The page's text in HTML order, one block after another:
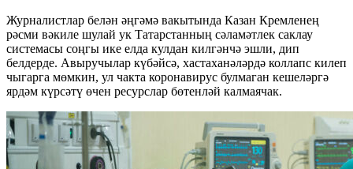
Журналистлар белән әңгәмә вакытында Казан Кремленең
рәсми вәкиле шулай ук Татарстанның сәламәтлек саклау
системасы соңгы ике елда кулдан килгәнчә эшли, дип
белдерде. Авыручылар күбәйсә, хастаханәләрдә коллапс килеп
чыгарга мөмкин, ул чакта коронавирус булмаган кешеләргә
ярдәм күрсәтү өчен ресурслар бөтенләй калмаячак.